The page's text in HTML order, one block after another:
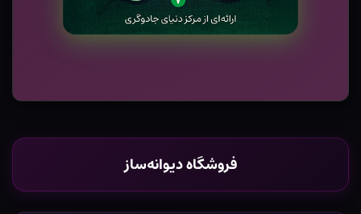
فروشگاه دیوانه‌ساز